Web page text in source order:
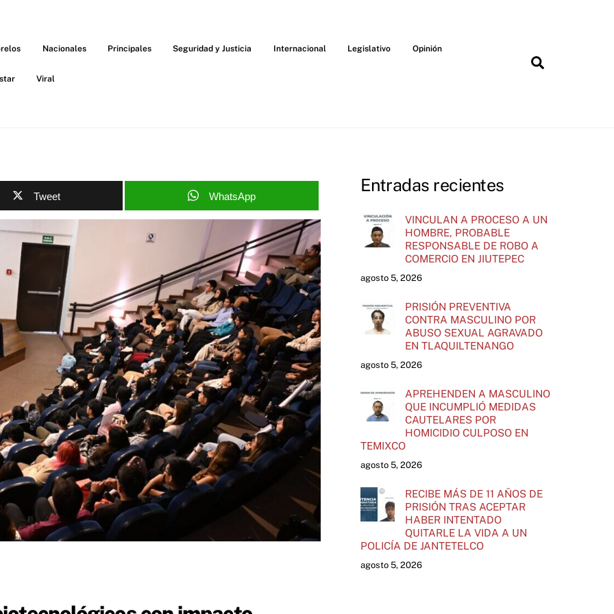
Nacionales Principales Seguridad y Justicia Internacional Legislativo Opinión
Viral
Tweet WhatsApp
Entradas recientes
VINCULAN A PROCESO A UN
HOMBRE, PROBABLE
RESPONSABLE DE ROBO A
COMERCIO EN JIUTEPEC
agosto 5, 2026
PRISIÓN PREVENTIVA
CONTRA MASCULINO POR
ABUSO SEXUAL AGRAVADO
EN TLAQUILTENANGO
agosto 5, 2026
APREHENDEN A MASCULINO
QUE INCUMPLIÓ MEDIDAS
CAUTELARES POR
HOMICIDIO CULPOSO EN
TEMIXCO
agosto 5, 2026
RECIBE MÁS DE 11 AÑOS DE
PRISIÓN TRAS ACEPTAR
HABER INTENTADO
QUITARLE LA VIDA A UN
POLICÍA DE JANTETELCO
agosto 5, 2026